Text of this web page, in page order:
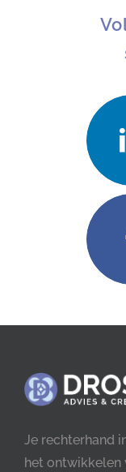
Je rechterhand
het ontwikkelen